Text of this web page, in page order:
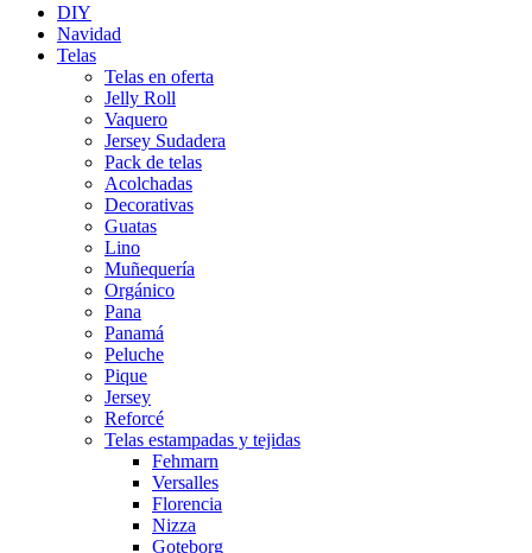
DIY
Navidad
Telas
Telas en oferta
Jelly Roll
Vaquero
Jersey Sudadera
Pack de telas
Acolchadas
Decorativas
Guatas
Lino
Muñequería
Orgánico
Pana
Panamá
Peluche
Pique
Jersey
Reforcé
Telas estampadas y tejidas
Fehmarn
Versalles
Florencia
Nizza
Goteborg